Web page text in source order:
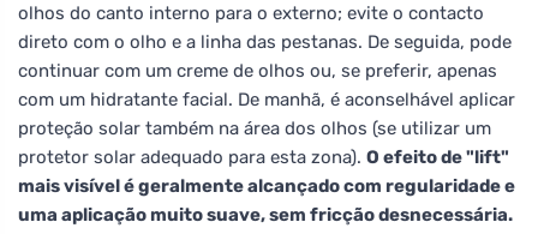
olhos do canto interno para o externo; evite o contacto
direto com o olho e a linha das pestanas. De seguida, pode
continuar com um creme de olhos ou, se preferir, apenas
com um hidratante facial. De manhã, é aconselhável aplicar
proteção solar também na área dos olhos (se utilizar um
protetor solar adequado para esta zona). O efeito de "lift"
mais visível é geralmente alcançado com regularidade e
uma aplicação muito suave, sem fricção desnecessária.